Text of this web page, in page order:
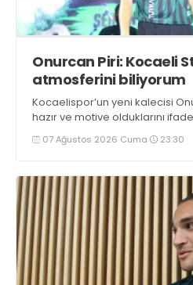
Onurcan Piri: Kocaeli
atmosferini biliyorum
Kocaelispor’un yeni kalecisi
hazır ve motive olduklarını
07 Ağustos 2026 Cuma 23:30